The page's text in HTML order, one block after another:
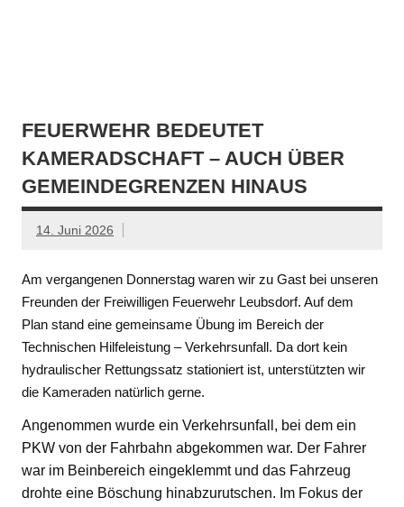
FEUERWEHR BEDEUTET
KAMERADSCHAFT – AUCH ÜBER
GEMEINDEGRENZEN HINAUS
14. Juni 2026
Am vergangenen Donnerstag waren wir zu Gast bei unseren
Freunden der Freiwilligen Feuerwehr Leubsdorf. Auf dem
Plan stand eine gemeinsame Übung im Bereich der
Technischen Hilfeleistung – Verkehrsunfall. Da dort kein
hydraulischer Rettungssatz stationiert ist, unterstützten wir
die Kameraden natürlich gerne.
Angenommen wurde ein Verkehrsunfall, bei dem ein
PKW von der Fahrbahn abgekommen war. Der Fahrer
war im Beinbereich eingeklemmt und das Fahrzeug
drohte eine Böschung hinabzurutschen. Im Fokus der